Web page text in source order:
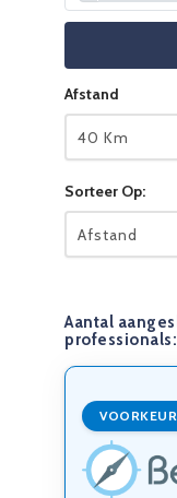
Afstand
40 Km
Sorteer Op:
Afstand
Aantal
professionals: